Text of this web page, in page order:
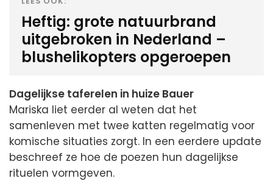
Heftig: grote natuurbrand
uitgebroken in Nederland –
blushelikopters opgeroepen
Dagelijkse taferelen in huize Bauer
Mariska liet eerder al weten dat het
samenleven met twee katten regelmatig voor
komische situaties zorgt. In een eerdere update
beschreef ze hoe de poezen hun dagelijkse
rituelen vormgeven.